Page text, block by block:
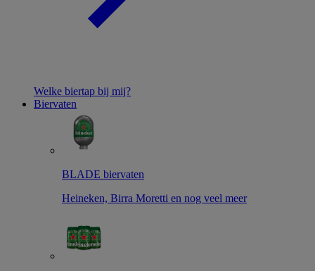
Welke biertap bij mij?
Biervaten
BLADE biervaten
Heineken, Birra Moretti en nog veel meer